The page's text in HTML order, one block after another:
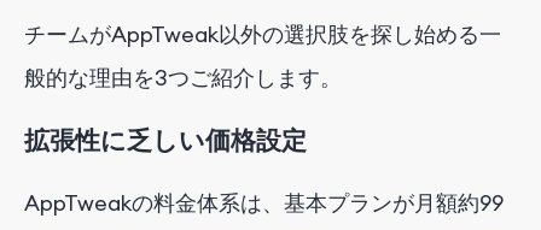
チームがAppTweak以外の選択肢を探し始める一
般的な理由を3つご紹介します。
拡張性に乏しい価格設定
AppTweakの料金体系は、基本プランが月額約99